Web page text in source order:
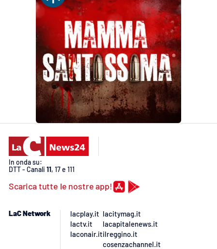
LaC Network
LaC OnAir
EDIZIONI
LOCALI
Catanzaro
Vibo Valentia
Reggio Calabria
Cosenza
Lamezia Terme
In onda su:
DTT - Canali 11, 17 e 111
Scarica tutte le nostre app!
LaC Network
lacplay.it
lactv.it
laconair.it
lacitymag.it
lacapitalenews.it
ilreggino.it
cosenzachannel.it